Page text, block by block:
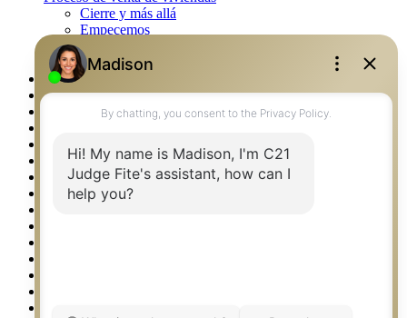
Cierre y más allá
Empecemos
La venta
Lista tu propiedad
Property Management – Oklahoma
Real Estate eSeminar
Rockwall TX Real Estate
Springtown TX Real Estate
Texas Awards
Thank You